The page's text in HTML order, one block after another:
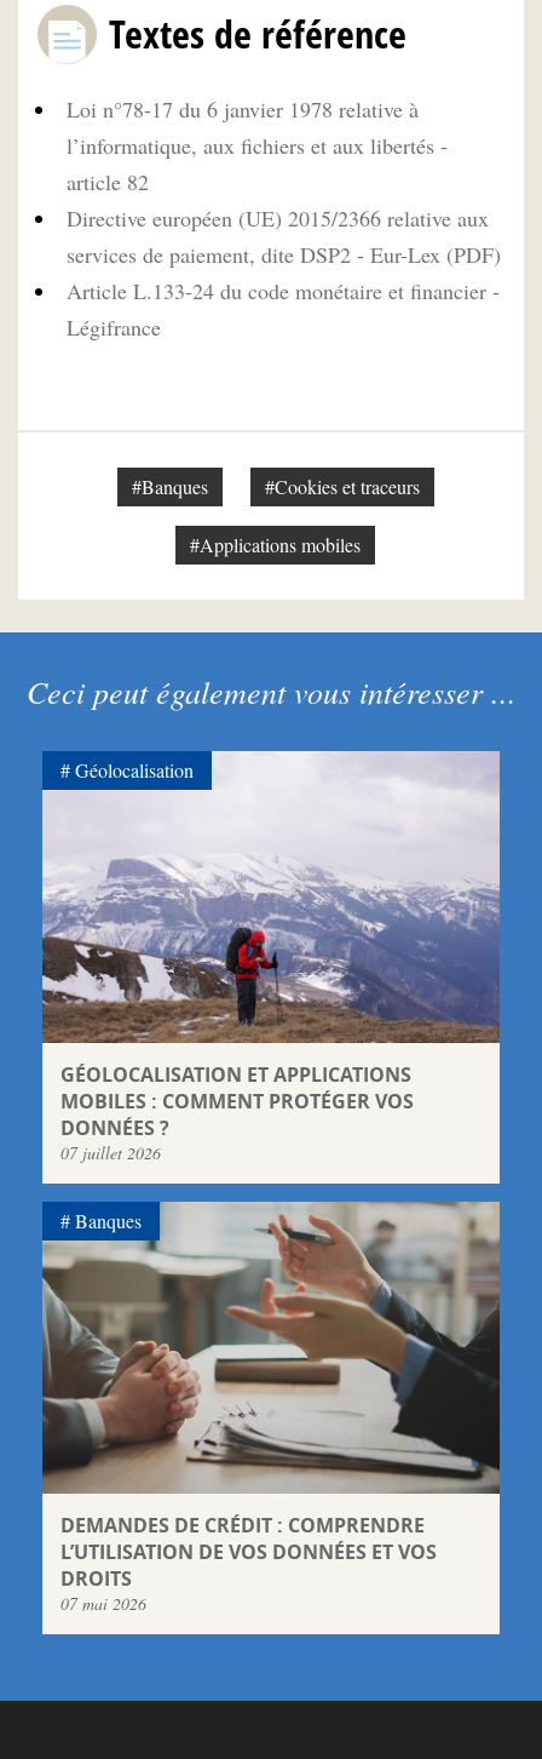
Textes de référence
Loi n°78-17 du 6 janvier 1978 relative à
l’informatique, aux fichiers et aux libertés -
article 82
Directive européen (UE) 2015/2366 relative aux
services de paiement, dite DSP2 - Eur-Lex (PDF)
Article L.133-24 du code monétaire et financier -
Légifrance
#Banques #Cookies et traceurs
#Applications mobiles
Ceci peut également vous intéresser ...
GÉOLOCALISATION ET APPLICATIONS
MOBILES : COMMENT PROTÉGER VOS
DONNÉES ?
07 juillet 2026
Géolocalisation
DEMANDES DE CRÉDIT : COMPRENDRE
L’UTILISATION DE VOS DONNÉES ET VOS
DROITS
07 mai 2026
Banques